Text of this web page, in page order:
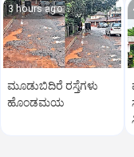
3 hours ago
ಮೂಡುಬಿದಿರೆ ರಸ್ತೆಗಳು
ಹೊಂಡಮಯ